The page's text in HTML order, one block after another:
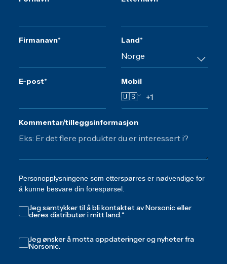
Firmanavn* Land*
E-post* Mobil
🇺🇸
Kommentar/tilleggsinformasjon
Personopplysningene som etterspørres er nødvendige for
å kunne besvare din forespørsel.
Jeg samtykker til å bli kontaktet av Norsonic eller
deres distributør i mitt land.*
Jeg ønsker å motta oppdateringer og nyheter fra
Norsonic.